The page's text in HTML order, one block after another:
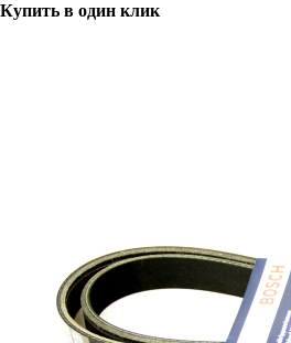
Купить в один клик